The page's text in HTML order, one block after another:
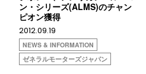
ン・シリーズ(ALMS)のチャン
ピオン獲得
2012.09.19
NEWS & INFORMATION
ゼネラルモーターズジャパン